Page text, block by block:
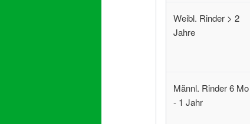
Weibl. Rinder > 2
Jahre
Männl. Rinder 6 Mo
- 1 Jahr